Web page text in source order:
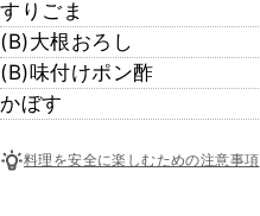
すりごま
(B)大根おろし
(B)味付けポン酢
かぼす
料理を安全に楽しむための注意事項